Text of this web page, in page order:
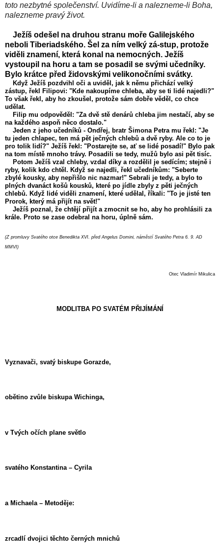
toto nezbytné společenství. Uvidíme-li a nalezneme-li Boha,
nalezneme pravý život.
Ježíš odešel na druhou stranu moře Galilejského
neboli Tiberiadského. Šel za ním velký zá-stup, protože
viděli znamení, která konal na nemocných. Ježíš
vystoupil na horu a tam se posadil se svými učedníky.
Bylo krátce před židovskými velikonočními svátky.
Když Ježíš pozdvihl oči a uviděl, jak k němu přichází velký
zástup, řekl Filipovi: "Kde nakoupíme chleba, aby se ti lidé najedli?"
To však řekl, aby ho zkoušel, protože sám dobře věděl, co chce
udělat.
Filip mu odpověděl: "Za dvě stě denárů chleba jim nestačí, aby se
na každého aspoň něco dostalo."
Jeden z jeho učedníků - Ondřej, bratr Šimona Petra mu řekl: "Je
tu jeden chlapec, ten má pět ječných chlebů a dvě ryby. Ale co to je
pro tolik lidí?" Ježíš řekl: "Postarejte se, ať se lidé posadí!" Bylo pak
na tom místě mnoho trávy. Posadili se tedy, mužů bylo asi pět tisíc.
Potom Ježíš vzal chleby, vzdal díky a rozdělil je sedícím; stejně i
ryby, kolik kdo chtěl. Když se najedli, řekl učedníkům: "Seberte
zbylé kousky, aby nepřišlo nic nazmar!" Sebrali je tedy, a bylo to
plných dvanáct košů kousků, které po jídle zbyly z pěti ječných
chlebů. Když lidé viděli znamení, které udělal, říkali: "To je jisté ten
Prorok, který má přijít na svět!"
Ježíš poznal, že chtějí přijít a zmocnit se ho, aby ho prohlásili za
krále. Proto se zase odebral na horu, úplně sám.
(Z promluvy Svatého otce Benedikta XVI. před Angelus Domini, náměstí Svatého Petra 6. 9. AD
MMVI)
Otec Vladimír Mikulica
MODLITBA PO SVATÉM PŘIJÍMÁNÍ
Vyznavači, svatý biskupe Gorazde,
obětino zvůle biskupa Wichinga,
v Tvých očích plane světlo
svatého Konstantina – Cyrila
a Michaela – Metoděje:
zrcadlí dvojici těchto černých mnichů